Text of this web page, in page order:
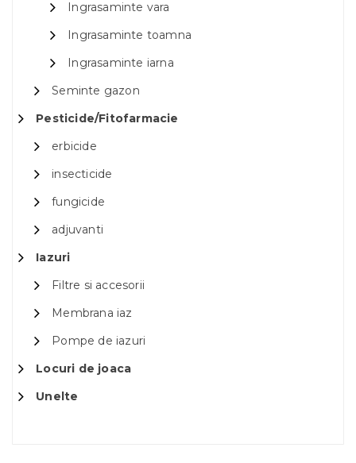
Ingrasaminte vara
Ingrasaminte toamna
Ingrasaminte iarna
Seminte gazon
Pesticide/Fitofarmacie
erbicide
insecticide
fungicide
adjuvanti
Iazuri
Filtre si accesorii
Membrana iaz
Pompe de iazuri
Locuri de joaca
Unelte